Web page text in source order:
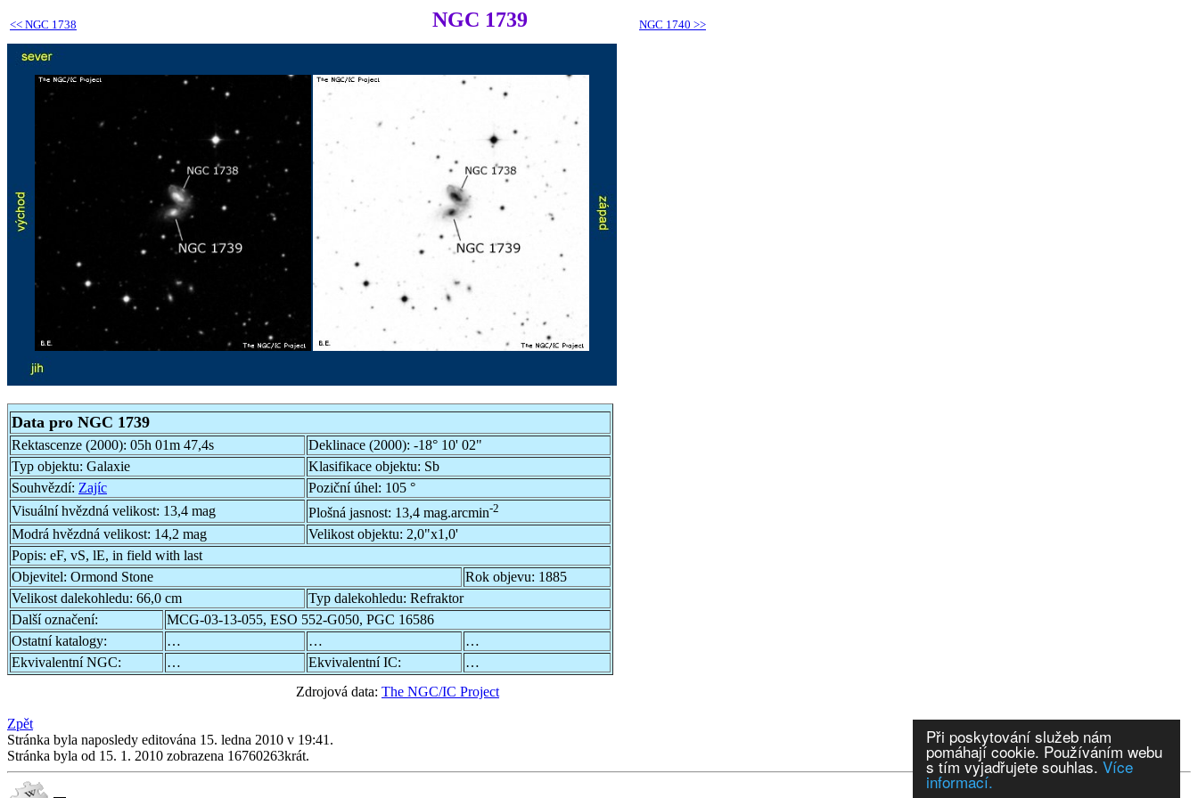
Při poskytování služeb nám
pomáhají cookie. Používáním webu
s tím vyjadřujete souhlas. Více
informací.
<< NGC 1738 NGC 1739 NGC 1740 >>
Data pro NGC 1739
Rektascenze (2000): 05h 01m 47,4s Deklinace (2000): -18° 10' 02"
Typ objektu: Galaxie Klasifikace objektu: Sb
Souhvězdí: Zajíc Poziční úhel: 105 °
Visuální hvězdná velikost: 13,4 mag Plošná jasnost: 13,4 mag.arcmin-2
Modrá hvězdná velikost: 14,2 mag Velikost objektu: 2,0"x1,0'
Popis: eF, vS, lE, in field with last
Objevitel: Ormond Stone Rok objevu: 1885
Velikost dalekohledu: 66,0 cm Typ dalekohledu: Refraktor
Další označení:
MCG-03-13-055, ESO 552-G050, PGC 16586
Ostatní katalogy:
… …
…
Ekvivalentní NGC:
… Ekvivalentní IC:
…
Zdrojová data: The NGC/IC Project
Zpět
Stránka byla naposledy editována 15. ledna 2010 v 19:41.
Stránka byla od 15. 1. 2010 zobrazena 16760263krát.